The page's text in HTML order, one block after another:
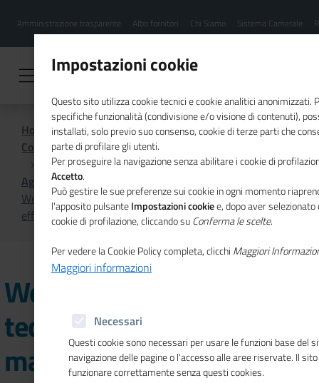
contenuto
Menu
hamburgher
Amministrazione trasparente Albo fornitori Chi Siamo Sistema Camerale
Home
Comunicazione istituzionale per il sistema camerale
Agenda
Webinar "Le norme tecniche per un project management
efficace"
Webinar "Le norme
tecniche per un project
management efficace"
Impostazioni cookie
Questo sito utilizza cookie tecnici e cookie analitici anonimizzati.
specifiche funzionalità (condivisione e/o visione di contenuti),
installati, solo previo suo consenso, cookie di terze parti che
parte di profilare gli utenti.
Per proseguire la navigazione senza abilitare i cookie di
Accetto.
Può gestire le sue preferenze sui cookie in ogni momento
l'apposito pulsanteImpostazioni cookiee, dopo aver
cookie di profilazione, cliccando suConferma le scelte.
Per vedere la Cookie Policy completa, clicchi Maggiori
Maggiori informazioni
Necessari
Questi cookie sono necessari per usare le funzioni base del
navigazione delle pagine o l'accesso alle aree riservate. Il
funzionare correttamente senza questi cookies.